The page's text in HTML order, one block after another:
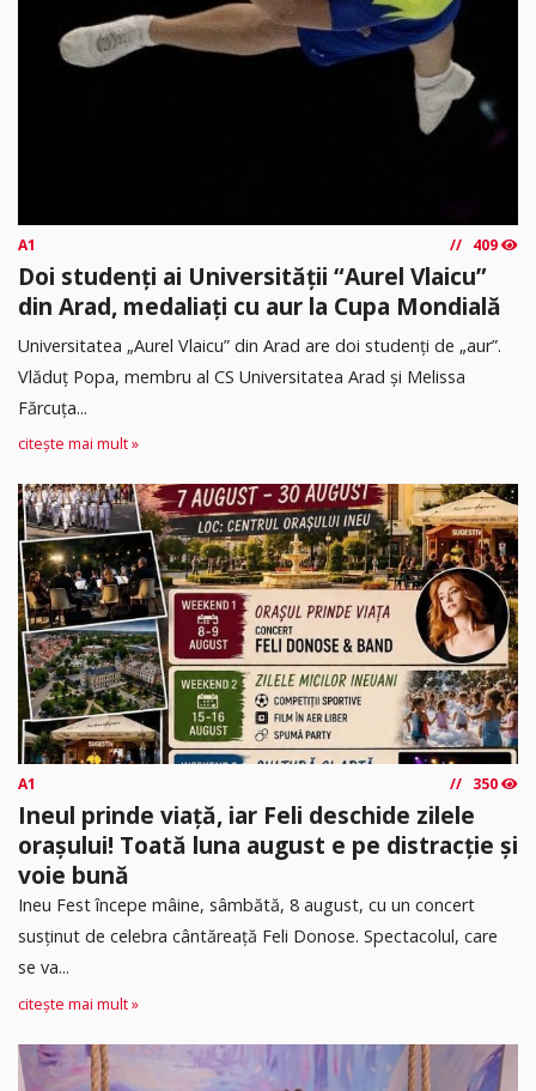
A1 409
Doi studenți ai Universității “Aurel Vlaicu”
din Arad, medaliați cu aur la Cupa Mondială
Universitatea „Aurel Vlaicu” din Arad are doi studenți de „aur”.
Vlăduț Popa, membru al CS Universitatea Arad și Melissa
Fărcuța...
citește mai mult »
A1 350
Ineul prinde viață, iar Feli deschide zilele
orașului! Toată luna august e pe distracție și
voie bună
Ineu Fest începe mâine, sâmbătă, 8 august, cu un concert
susținut de celebra cântăreață Feli Donose. Spectacolul, care
se va...
citește mai mult »